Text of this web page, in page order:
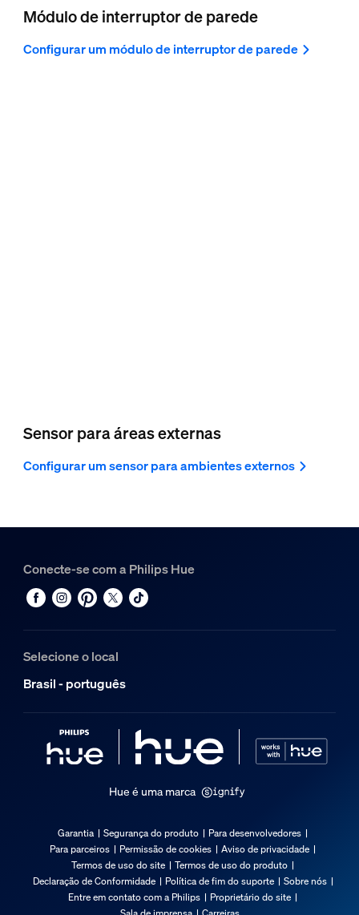
Módulo de interruptor de parede
Configurar um módulo de interruptor de parede
Sensor para áreas externas
Configurar um sensor para ambientes externos
Conecte-se com a Philips Hue
Selecione o local
Brasil - português
Hue é uma marca
Garantia Segurança do produto
Para desenvolvedores
Para parceiros
Permissão de cookies
Aviso de privacidade
Termos de uso do site
Termos de uso do produto
Declaração de Conformidade
Política de fim do suporte
Sobre nós
Entre em contato com a Philips
Proprietário do site